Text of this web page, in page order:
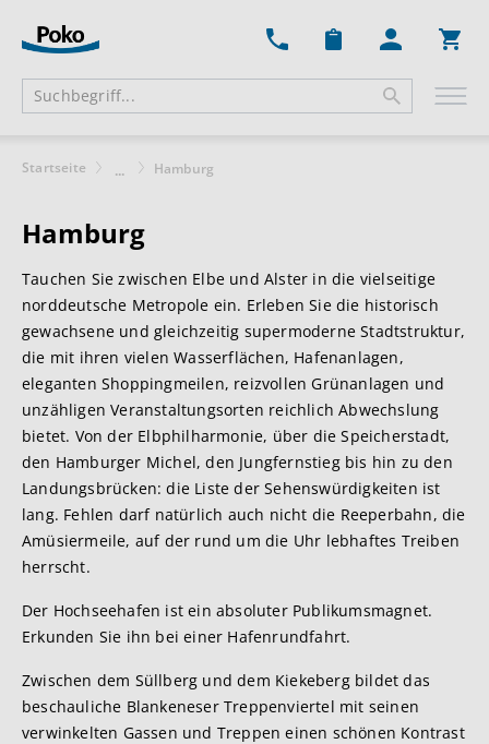
Startseite ... Hamburg
Hamburg
Tauchen Sie zwischen Elbe und Alster in die vielseitige
norddeutsche Metropole ein. Erleben Sie die historisch
gewachsene und gleichzeitig supermoderne Stadtstruktur,
die mit ihren vielen Wasserflächen, Hafenanlagen,
eleganten Shoppingmeilen, reizvollen Grünanlagen und
unzähligen Veranstaltungsorten reichlich Abwechslung
bietet. Von der Elbphilharmonie, über die Speicherstadt,
den Hamburger Michel, den Jungfernstieg bis hin zu den
Landungsbrücken: die Liste der Sehenswürdigkeiten ist
lang. Fehlen darf natürlich auch nicht die Reeperbahn, die
Amüsiermeile, auf der rund um die Uhr lebhaftes Treiben
herrscht.
Der Hochseehafen ist ein absoluter Publikumsmagnet.
Erkunden Sie ihn bei einer Hafenrundfahrt.
Zwischen dem Süllberg und dem Kiekeberg bildet das
beschauliche Blankeneser Treppenviertel mit seinen
verwinkelten Gassen und Treppen einen schönen Kontrast